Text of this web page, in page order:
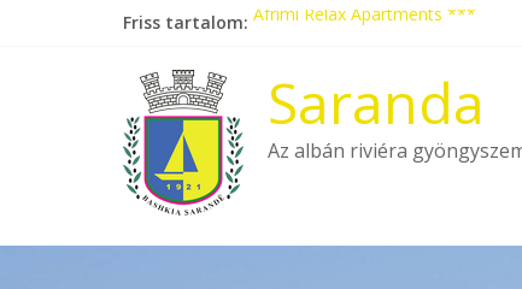
Friss tartalom: Afrimi Relax Apartments ***
Eladó apartmanok Sarandában
Hotel Pini ***
Aquamarine Apartments
Saranda
Az albán riviéra